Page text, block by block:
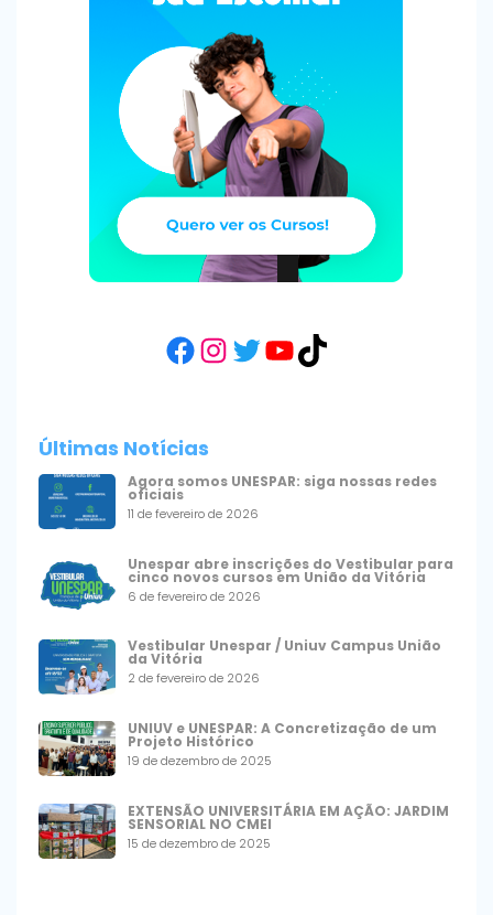
Facebook
Instagram
Twitter
YouTube
TikTok
Últimas Notícias
Agora somos UNESPAR: siga nossas redes
oficiais
11 de fevereiro de 2026
Unespar abre inscrições do Vestibular para
cinco novos cursos em União da Vitória
6 de fevereiro de 2026
Vestibular Unespar / Uniuv Campus União
da Vitória
2 de fevereiro de 2026
UNIUV e UNESPAR: A Concretização de um
Projeto Histórico
19 de dezembro de 2025
EXTENSÃO UNIVERSITÁRIA EM AÇÃO: JARDIM
SENSORIAL NO CMEI
15 de dezembro de 2025